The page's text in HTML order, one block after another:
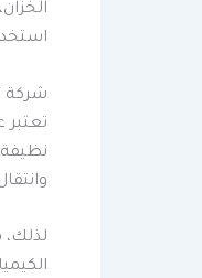
شركة
تعتبر
نظيفة